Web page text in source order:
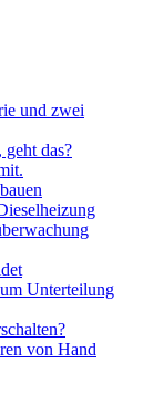
und zwei
das?
Unterteilung
von Hand